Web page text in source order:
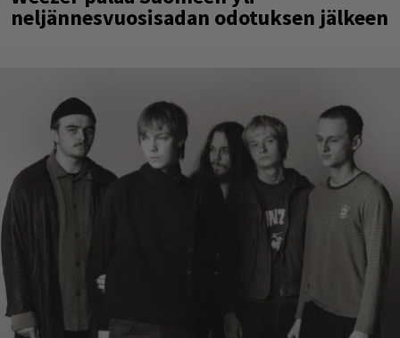
neljännesvuosisadan odotuksen jälkeen